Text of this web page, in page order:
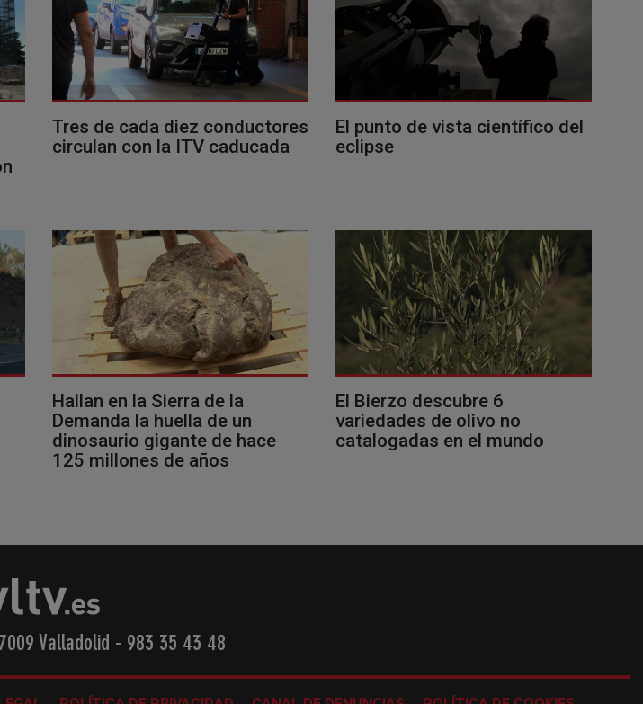
Tres de cada diez conductores
circulan con la ITV caducada
El punto de vista científico del
eclipse
Hallan en la Sierra de la
Demanda la huella de un
dinosaurio gigante de hace
125 millones de años
El Bierzo descubre 6
variedades de olivo no
catalogadas en el mundo
Valladolid - 983 35 43 48